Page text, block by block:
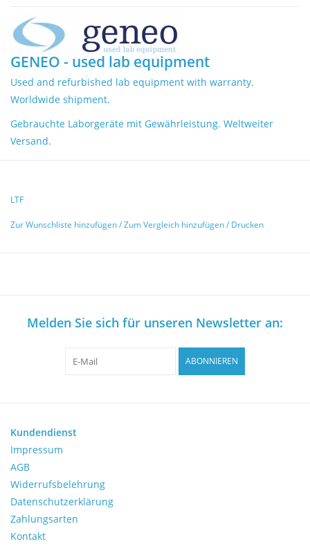
GENEO - used lab equipment
Used and refurbished lab equipment with warranty.
Worldwide shipment.
Gebrauchte Laborgeräte mit Gewährleistung. Weltweiter
Versand.
LTF
Zur Wunschliste hinzufügen/Zum Vergleich hinzufügen/ Drucken
Melden Sie sich für unseren Newsletter an:
ABONNIEREN
Kundendienst
Impressum
AGB
Widerrufsbelehrung
Datenschutzerklärung
Zahlungsarten
Kontakt